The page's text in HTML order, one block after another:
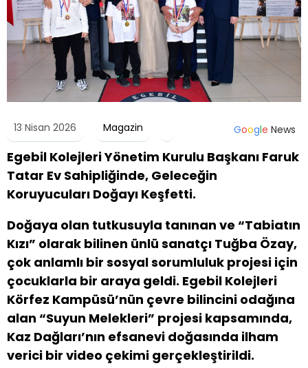
13 Nisan 2026 Magazin Google News
Egebil Kolejleri Yönetim Kurulu Başkanı Faruk
Tatar Ev Sahipliğinde, Geleceğin
Koruyucuları Doğayı Keşfetti.
Doğaya olan tutkusuyla tanınan ve “Tabiatın
Kızı” olarak bilinen ünlü sanatçı Tuğba Özay,
çok anlamlı bir sosyal sorumluluk projesi için
çocuklarla bir araya geldi. Egebil Kolejleri
Körfez Kampüsü’nün çevre bilincini odağına
alan “Suyun Melekleri” projesi kapsamında,
Kaz Dağları’nın efsanevi doğasında ilham
verici bir video çekimi gerçekleştirildi.